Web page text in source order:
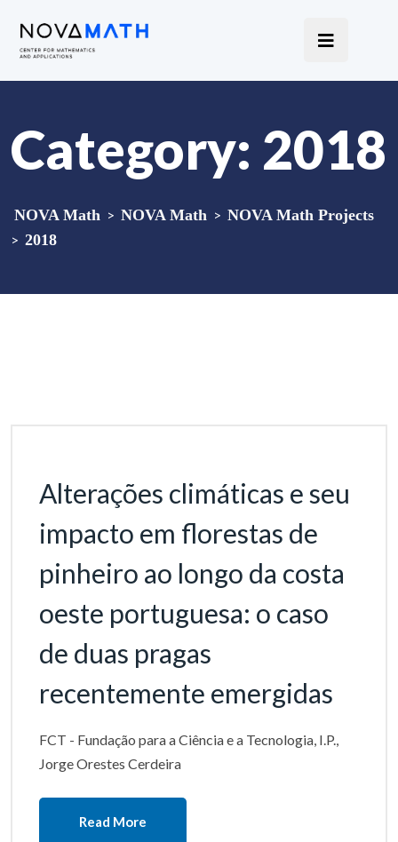
Category: 2018
NOVA Math > NOVA Math > NOVA Math Projects
> 2018
Alterações climáticas e seu
impacto em florestas de
pinheiro ao longo da costa
oeste portuguesa: o caso
de duas pragas
recentemente emergidas
FCT - Fundação para a Ciência e a Tecnologia, I.P.,
Jorge Orestes Cerdeira
Read More